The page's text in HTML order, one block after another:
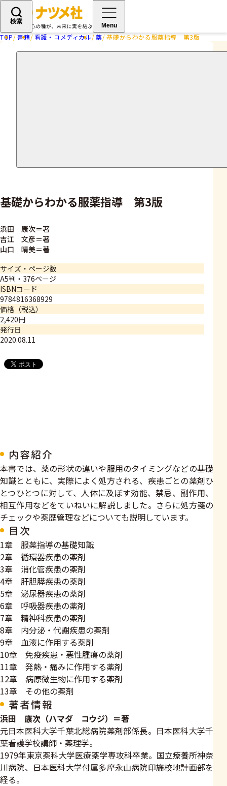
検索
Menu
TOP 書籍 看護・コメディカル 薬 基礎からわかる服薬指導 第3版
基礎からわかる服薬指導 第3版
浜田 康次＝著
吉江 文彦＝著
山口 晴美＝著
サイズ・ページ数
A5判・376ページ
ISBNコード
9784816368929
価格（税込）
2,420円
発行日
2020.08.11
内容紹介
本書では、薬の形状の違いや服用のタイミングなどの基礎
知識とともに、実際によく処方される、疾患ごとの薬剤ひ
とつひとつに対して、人体に及ぼす効能、禁忌、副作用、
相互作用などをていねいに解説しました。さらに処方箋の
チェックや薬歴管理などについても説明しています。
目次
1章 服薬指導の基礎知識
2章 循環器疾患の薬剤
3章 消化管疾患の薬剤
4章 肝胆膵疾患の薬剤
5章 泌尿器疾患の薬剤
6章 呼吸器疾患の薬剤
7章 精神科疾患の薬剤
8章 内分泌・代謝疾患の薬剤
9章 血液に作用する薬剤
10章 免疫疾患・悪性腫瘍の薬剤
11章 発熱・痛みに作用する薬剤
12章 病原微生物に作用する薬剤
13章 その他の薬剤
著者情報
浜田 康次（ハマダ コウジ）＝著
元日本医科大学千葉北総病院薬剤部係長。日本医科大学千
葉看護学校講師・薬理学。
1979年東京薬科大学医療薬学専攻科卒業。国立療養所神奈
川病院、日本医科大学付属多摩永山病院印旛校地計画部を
経る。